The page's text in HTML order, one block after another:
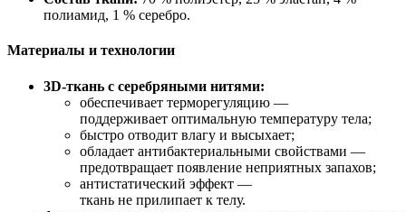
полиамид, 1 % серебро.
Материалы и технологии
3D‑ткань с серебряными нитями:
обеспечивает терморегуляцию —
поддерживает оптимальную температуру тела;
быстро отводит влагу и высыхает;
обладает антибактериальными свойствами —
предотвращает появление неприятных запахов;
антистатический эффект —
ткань не прилипает к телу.